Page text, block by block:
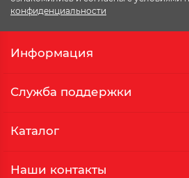
конфиденциальности
Информация
Служба поддержки
Каталог
Наши контакты